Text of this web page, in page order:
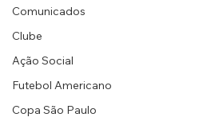
Comunicados
Clube
Ação Social
Futebol Americano
Copa São Paulo